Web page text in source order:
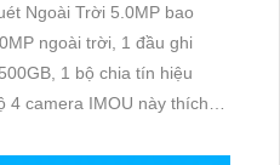
Ngoài Trời 5.0MP bao
ngoài trời, 1 đầu ghi
1 bộ chia tín hiệu
4 camera IMOU này thích